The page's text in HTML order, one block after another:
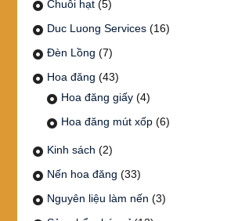
Chuỗi hạt (5)
Duc Luong Services (16)
Đèn Lồng (7)
Hoa đăng (43)
Hoa đăng giấy (4)
Hoa đăng mút xốp (6)
Kinh sách (2)
Nến hoa đăng (33)
Nguyên liệu làm nến (3)